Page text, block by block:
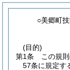
○美郷町
(目的)
第1条
この規
57条に規定す